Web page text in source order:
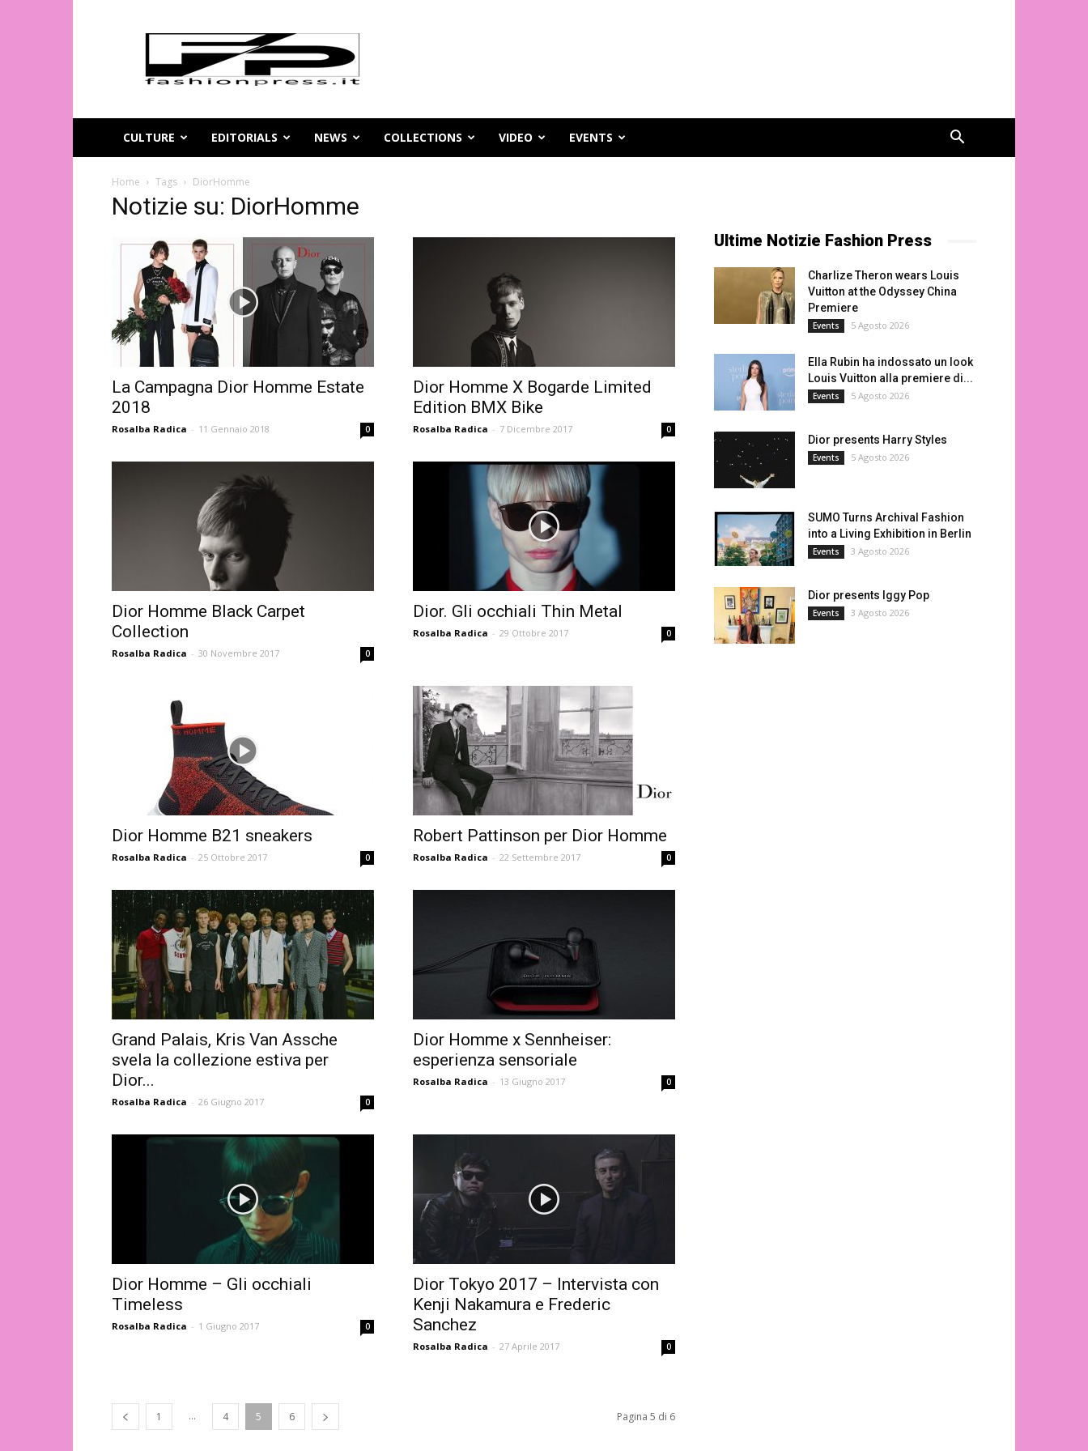
Magazine
moda
online
FashionPress.it
CULTURE
EDITORIALS NEWS COLLECTIONS VIDEO EVENTS
Home Tags DiorHomme
Notizie su: DiorHomme
La Campagna Dior Homme Estate
2018
Rosalba Radica - 11 Gennaio 2018 0
Dior Homme X Bogarde Limited
Edition BMX Bike
Rosalba Radica - 7 Dicembre 2017 0
Dior Homme Black Carpet
Collection
Rosalba Radica - 30 Novembre 2017 0
Dior. Gli occhiali Thin Metal
Rosalba Radica - 29 Ottobre 2017 0
Dior Homme B21 sneakers
Rosalba Radica - 25 Ottobre 2017 0
Robert Pattinson per Dior Homme
Rosalba Radica - 22 Settembre 2017 0
Grand Palais, Kris Van Assche
svela la collezione estiva per
Dior...
Rosalba Radica - 26 Giugno 2017 0
Dior Homme x Sennheiser:
esperienza sensoriale
Rosalba Radica - 13 Giugno 2017 0
Dior Homme – Gli occhiali
Timeless
Rosalba Radica - 1 Giugno 2017 0
Dior Tokyo 2017 – Intervista con
Kenji Nakamura e Frederic
Sanchez
Rosalba Radica - 27 Aprile 2017 0
1 ... 4 5 6 Pagina 5 di 6
Ultime Notizie Fashion Press
Charlize Theron wears Louis
Vuitton at the Odyssey China
Premiere
Events 5 Agosto 2026
Ella Rubin ha indossato un look
Louis Vuitton alla premiere di...
Events 5 Agosto 2026
Dior presents Harry Styles
Events 5 Agosto 2026
SUMO Turns Archival Fashion
into a Living Exhibition in Berlin
Events 3 Agosto 2026
Dior presents Iggy Pop
Events 3 Agosto 2026